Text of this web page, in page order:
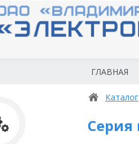
ГЛАВНАЯ
Каталог
Серия